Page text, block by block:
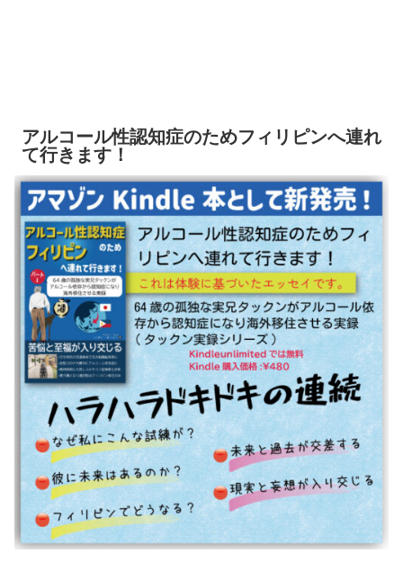
アルコール性認知症のためフィリピンへ連れ
て行きます！